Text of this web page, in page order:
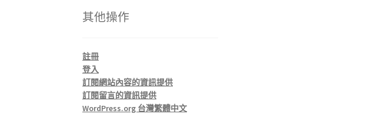
其他操作
註冊
登入
訂閱網站內容的資訊提供
訂閱留言的資訊提供
WordPress.org 台灣繁體中文